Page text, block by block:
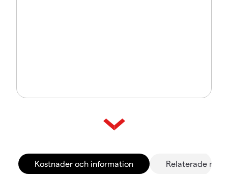
Kostnader och information Relaterade